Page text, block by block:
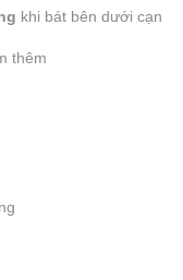
khi bát bên dưới cạn
thêm